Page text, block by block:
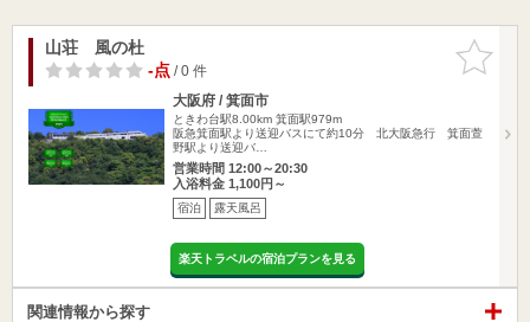
お気に入
りに追加
山荘 風の杜
-点/ 0 件
大阪府 / 箕面市
ときわ台駅8.00km 箕面駅979m
阪急箕面駅より送迎バスにて約10分 北大阪急行 箕面萱
野駅より送迎バ…
営業時間 12:00～20:30
入浴料金 1,100円～
宿泊 露天風呂
楽天トラベルの宿泊プランを見る
関連情報から探す